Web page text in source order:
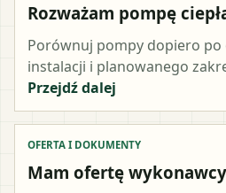
Rozważam pompę
Porównuj pompy dopiero po
instalacji i planowanego
Przejdź dalej
OFERTA I DOKUMENTY
Mam ofertę wykonawcy